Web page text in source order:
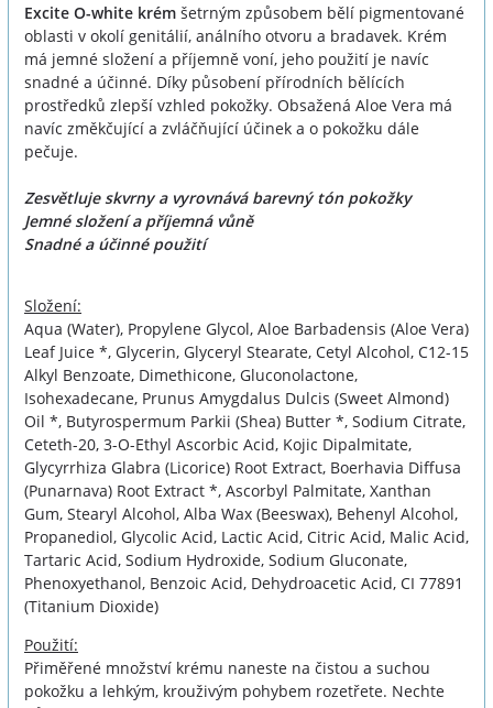
Excite O-white krém šetrným způsobem bělí pigmentované
oblasti v okolí genitálií, análního otvoru a bradavek. Krém
má jemné složení a příjemně voní, jeho použití je navíc
snadné a účinné. Díky působení přírodních bělících
prostředků zlepší vzhled pokožky. Obsažená Aloe Vera má
navíc změkčující a zvláčňující účinek a o pokožku dále
pečuje.
Zesvětluje skvrny a vyrovnává barevný tón pokožky
Jemné složení a příjemná vůně
Snadné a účinné použití
Složení:
Aqua (Water), Propylene Glycol, Aloe Barbadensis (Aloe Vera)
Leaf Juice *, Glycerin, Glyceryl Stearate, Cetyl Alcohol, C12-15
Alkyl Benzoate, Dimethicone, Gluconolactone,
Isohexadecane, Prunus Amygdalus Dulcis (Sweet Almond)
Oil *, Butyrospermum Parkii (Shea) Butter *, Sodium Citrate,
Ceteth-20, 3-O-Ethyl Ascorbic Acid, Kojic Dipalmitate,
Glycyrrhiza Glabra (Licorice) Root Extract, Boerhavia Diffusa
(Punarnava) Root Extract *, Ascorbyl Palmitate, Xanthan
Gum, Stearyl Alcohol, Alba Wax (Beeswax), Behenyl Alcohol,
Propanediol, Glycolic Acid, Lactic Acid, Citric Acid, Malic Acid,
Tartaric Acid, Sodium Hydroxide, Sodium Gluconate,
Phenoxyethanol, Benzoic Acid, Dehydroacetic Acid, CI 77891
(Titanium Dioxide)
Použití:
Přiměřené množství krému naneste na čistou a suchou
pokožku a lehkým, krouživým pohybem rozetřete. Nechte